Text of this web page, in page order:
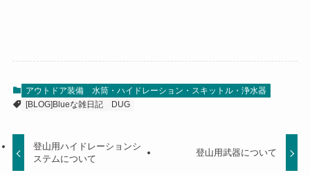
アウトドア装備
水筒・ハイドレーション・スキットル・浄水器
[BLOG]Blueな雑日記
DUG
登山用ハイドレーションシ
ステムについて
登山用武器について